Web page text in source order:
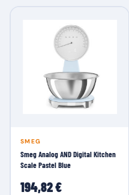
SMEG
Smeg Analog AND Digital Kitchen
Scale Pastel Blue
194,82 €